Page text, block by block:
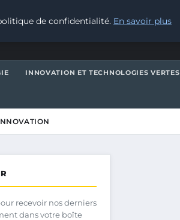
INNOVATION ET TECHNOLOGIES VERTES
recevoir nos derniers
dans votre boîte
de confidentialité. En savoir plus